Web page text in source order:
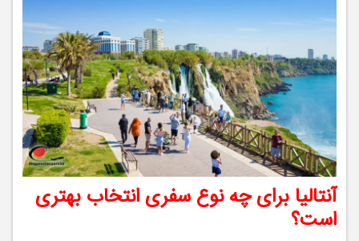
آنتالیا برای چه نوع سفری انتخاب بهتری
است؟